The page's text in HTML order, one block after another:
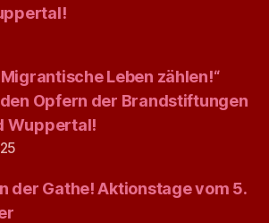
Leben zählen!“
Opfern der Brandstiftungen
Wuppertal!
der Gathe! Aktionstage vom 5.